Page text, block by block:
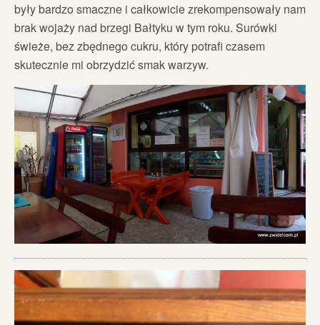
były bardzo smaczne i całkowicie zrekompensowały nam
brak wojaży nad brzegi Bałtyku w tym roku. Surówki
świeże, bez zbędnego cukru, który potrafi czasem
skutecznie mi obrzydzić smak warzyw.